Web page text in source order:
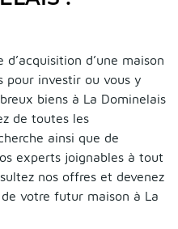
d’une maison
pour investir ou vous y
biens à La Dominelais
de toutes les
ainsi que de
experts joignables à tout
nos offres et devenez
votre futur maison à La